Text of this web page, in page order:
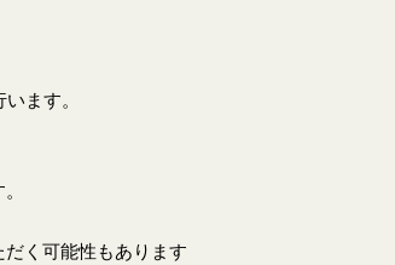
ます。
く可能性もあります